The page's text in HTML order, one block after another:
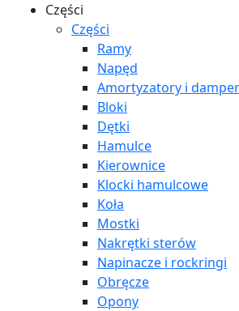
Części
Części
Ramy
Napęd
Amortyzatory i
Bloki
Dętki
Hamulce
Kierownice
Klocki hamulcowe
Koła
Mostki
Nakrętki sterów
Napinacze i rockringi
Obręcze
Opony